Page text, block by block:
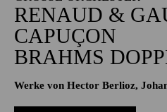
Alfried Krupp Saal
GROSSE ORCHESTER
RENAUD &
CAPUÇON